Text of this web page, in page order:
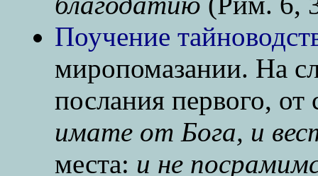
Поучение
миропомазании. На
послания первого, от
имате от Бога, и
места: и не